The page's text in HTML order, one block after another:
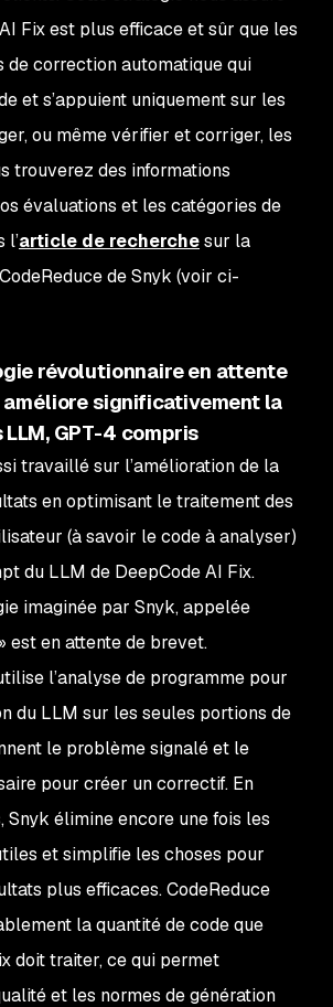
Fix est plus efficace et sûr que les
de correction automatique qui
et s’appuient uniquement sur les
ou même vérifier et corriger, les
trouverez des informations
évaluations et les catégories de
l’article de recherchesur la
de Snyk (voir ci-
révolutionnaire en attente
améliore significativement la
GPT-4 compris
travaillé sur l’amélioration de la
en optimisant le traitement des
(à savoir le code à analyser)
du LLM de DeepCode AI Fix.
imaginée par Snyk, appelée
est en attente de brevet.
l’analyse de programme pour
du LLM sur les seules portions de
le problème signalé et le
pour créer un correctif. En
Snyk élimine encore une fois les
et simplifie les choses pour
plus efficaces. CodeReduce
la quantité de code que
doit traiter, ce qui permet
et les normes de génération